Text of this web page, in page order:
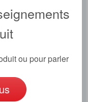
ou pour parler